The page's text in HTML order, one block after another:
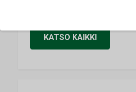
KATSO KAIKKI